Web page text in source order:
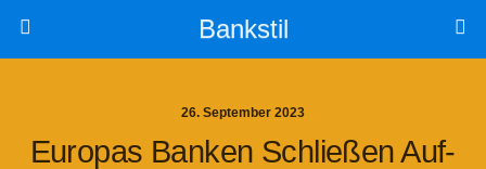
Bankstil
26. September 2023
Euro­pas Ban­ken Schlie­ßen Auf­